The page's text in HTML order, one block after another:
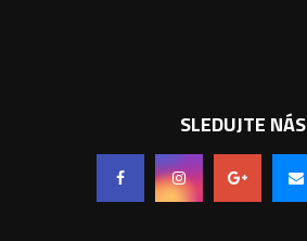
SLEDUJTE NÁS